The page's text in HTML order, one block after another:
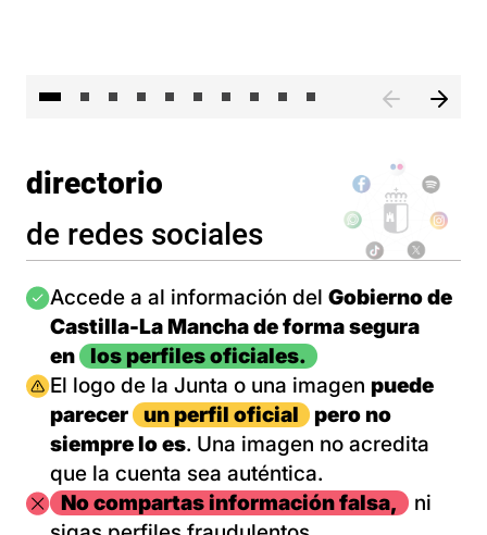
directorio
de redes sociales
Imagen
Accede a al información del Gobierno de
Castilla-La Mancha de forma segura
en
los perfiles oficiales.
Imagen
El logo de la Junta o una imagen puede
parecer
un perfil oficial
pero no
siempre lo es. Una imagen no acredita
que la cuenta sea auténtica.
ImagenNo compartas información falsa,
ni